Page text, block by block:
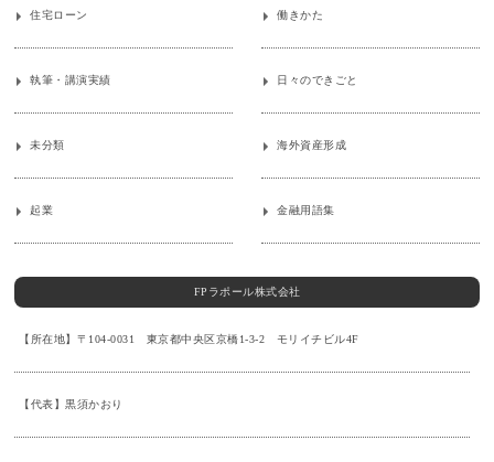
住宅ローン 働きかた
執筆・講演実績 日々のできごと
未分類 海外資産形成
起業 金融用語集
FPラポール株式会社
【所在地】〒104-0031 東京都中央区京橋1-3-2 モリイチビル4F
【代表】黒須かおり